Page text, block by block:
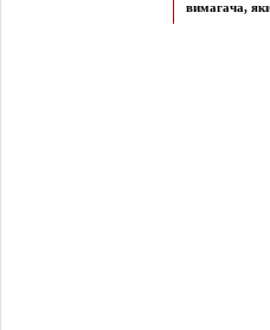
вимагача,